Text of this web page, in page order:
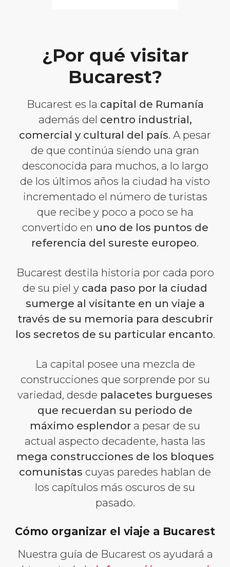
¿Por qué visitar
Bucarest?
Bucarest es la capital de Rumanía
además del centro industrial,
comercial y cultural del país. A pesar
de que continúa siendo una gran
desconocida para muchos, a lo largo
de los últimos años la ciudad ha visto
incrementado el número de turistas
que recibe y poco a poco se ha
convertido en uno de los puntos de
referencia del sureste europeo.
Bucarest destila historia por cada poro
de su piel y cada paso por la ciudad
sumerge al visitante en un viaje a
través de su memoria para descubrir
los secretos de su particular encanto.
La capital posee una mezcla de
construcciones que sorprende por su
variedad, desde palacetes burgueses
que recuerdan su periodo de
máximo esplendor a pesar de su
actual aspecto decadente, hasta las
mega construcciones de los bloques
comunistas cuyas paredes hablan de
los capítulos más oscuros de su
pasado.
Cómo organizar el viaje a Bucarest
Nuestra guía de Bucarest os ayudará a